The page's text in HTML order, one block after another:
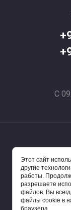
С
Этот сайт
другие
работы.
разрешаете
файлов. Вы
файлы cookie в
браузера.